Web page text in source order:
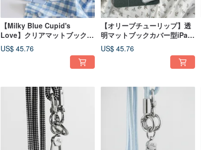
【Milky Blue Cupid's
Love】クリアマットブック型
iPad保護ケース
US$ 45.76
【オリーブチューリップ】透
明マットブックカバー型iPad
保護ケース
US$ 45.76